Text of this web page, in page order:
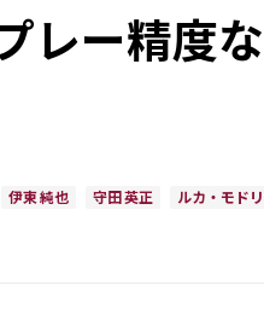
レー精度
伊東 純也 守田 英正 ルカ・モド